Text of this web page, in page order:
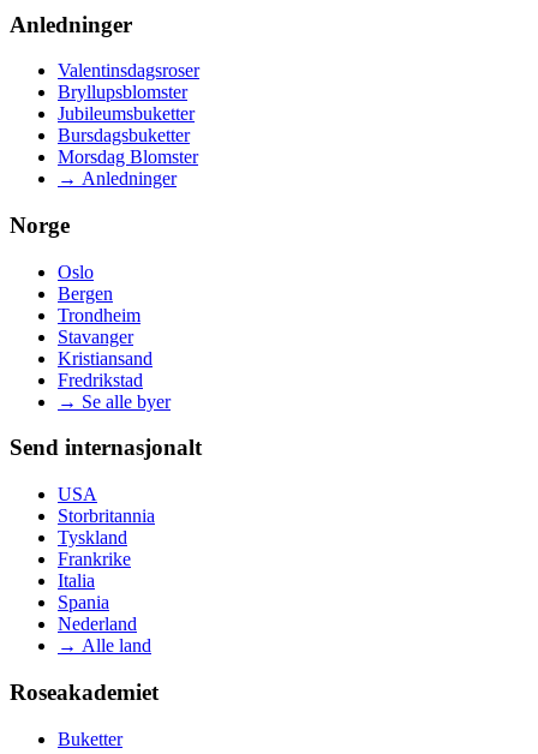
Anledninger
Valentinsdagsroser
Bryllupsblomster
Jubileumsbuketter
Bursdagsbuketter
Morsdag Blomster
→ Anledninger
Norge
Oslo
Bergen
Trondheim
Stavanger
Kristiansand
Fredrikstad
→ Se alle byer
Send internasjonalt
USA
Storbritannia
Tyskland
Frankrike
Italia
Spania
Nederland
→ Alle land
Roseakademiet
Buketter